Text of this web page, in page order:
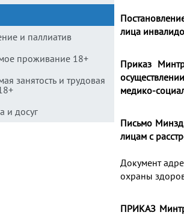
и паллиатив
проживание 18+
занятость и трудовая
и досуг
лица
Приказ
медико-
Письмо
лицам с
Документ
охраны
ПРИКАЗ